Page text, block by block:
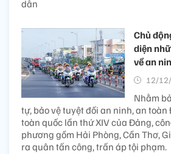
dân
Chủ
diện
về an
12/
Nhằm
tự, bảo vệ tuyệt đối an ninh, an
toàn quốc lần thứ XIV của Đảng,
phương gồm Hải Phòng, Cần Thơ,
ra quân tấn công, trấn áp tội phạm.